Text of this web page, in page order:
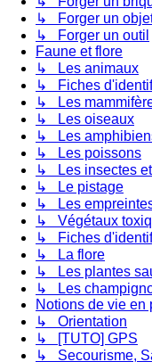
↳ Forger un
↳ Forger un outil
Faune et flore
↳ Les animaux
↳ Fiches
↳ Les
↳ Les oiseaux
↳ Les
↳ Les poissons
↳ Les insectes
↳ Le pistage
↳ Les
↳ Végétaux
↳ Fiches
↳ La flore
↳ Les plantes
↳ Les
Notions de vie en
↳ Orientation
↳ [TUTO] GPS
↳ Secourisme,